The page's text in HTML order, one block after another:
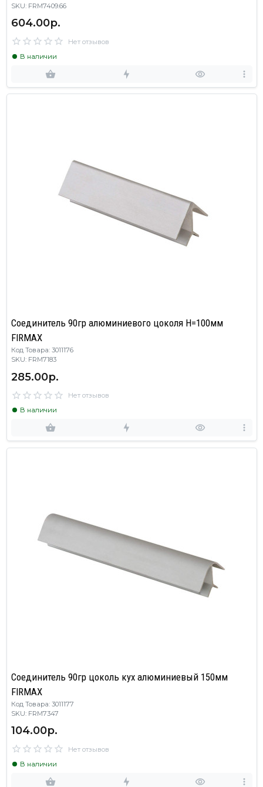
SKU: FRM7409.66
604.00р.
Нет отзывов
В наличии
Соединитель 90гр алюминиевого цоколя H=100мм
FIRMAX
Код Товара: 3011176
SKU: FRM7183
285.00р.
Нет отзывов
В наличии
Соединитель 90гр цоколь кух алюминиевый 150мм
FIRMAX
Код Товара: 3011177
SKU: FRM7347
104.00р.
Нет отзывов
В наличии